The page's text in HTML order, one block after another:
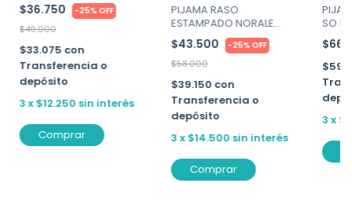
$36.750 -25% OFF
$49.000
$33.075 con
Transferencia o
depósito
3 x$12.250 sin interés
Comprar
PIJAMA RASO
ESTAMPADO NORALE
ART.951
$43.500 -25% OFF
$58.000
$39.150 con
Transferencia o
depósito
3x$14.500 sin interés
Comprar
SO
3 x